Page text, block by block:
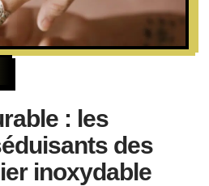
: les
des
inoxydable